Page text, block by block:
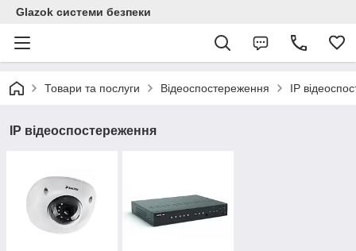
Glazok системи безпеки
Товари та послуги Відеоспостереження IP
IP відеоспостереження